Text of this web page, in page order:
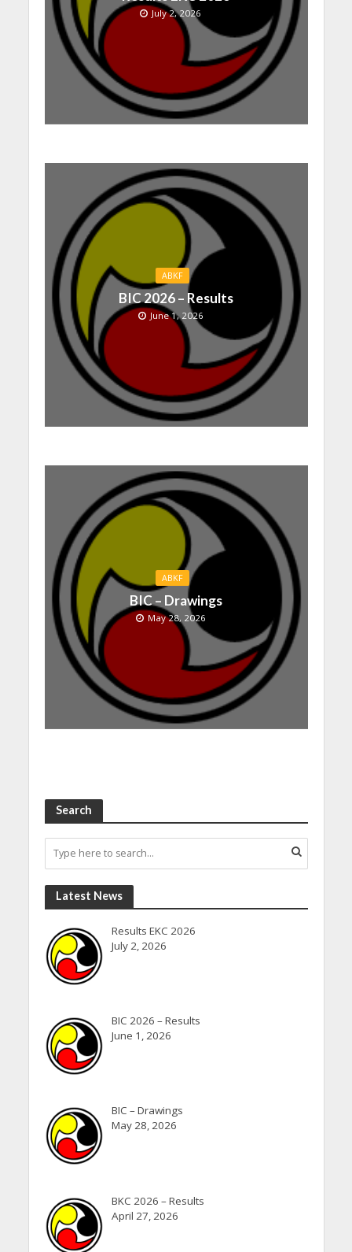
July 2, 2026
ABKF
BIC 2026 – Results
June 1, 2026
ABKF
BIC – Drawings
May 28, 2026
Search
Latest News
Results EKC 2026
July 2, 2026
BIC 2026 – Results
June 1, 2026
BIC – Drawings
May 28, 2026
BKC 2026 – Results
April 27, 2026